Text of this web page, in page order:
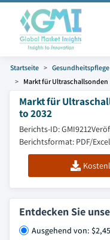
Startseite Gesundheitspflege
Markt für Ultraschallsonden
Markt für
to 2032
Berichts-ID: GMI9212
Berichtsformat: PDF/
Entdecken Sie
Ausgehend von: